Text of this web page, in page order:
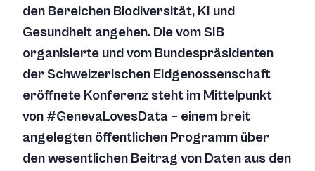
den Bereichen Biodiversität, KI und
Gesundheit angehen. Die vom SIB
organisierte und vom Bundespräsidenten
der Schweizerischen Eidgenossenschaft
eröffnete Konferenz steht im Mittelpunkt
von #GenevaLovesData – einem breit
angelegten öffentlichen Programm über
den wesentlichen Beitrag von Daten aus den